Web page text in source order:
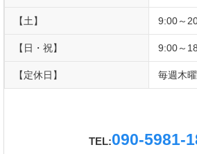
【土】 9:00～
【日・祝】 9:00～
【定休日】 毎週木
TEL:090-5981-